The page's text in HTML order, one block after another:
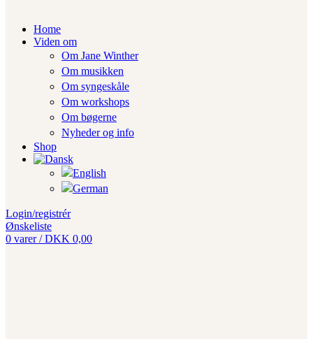
Home
Viden om
Om Jane Winther
Om musikken
Om syngeskåle
Om workshops
Om bøgerne
Nyheder og info
Shop
Login/registrér
Ønskeliste
0 varer / DKK 0,00